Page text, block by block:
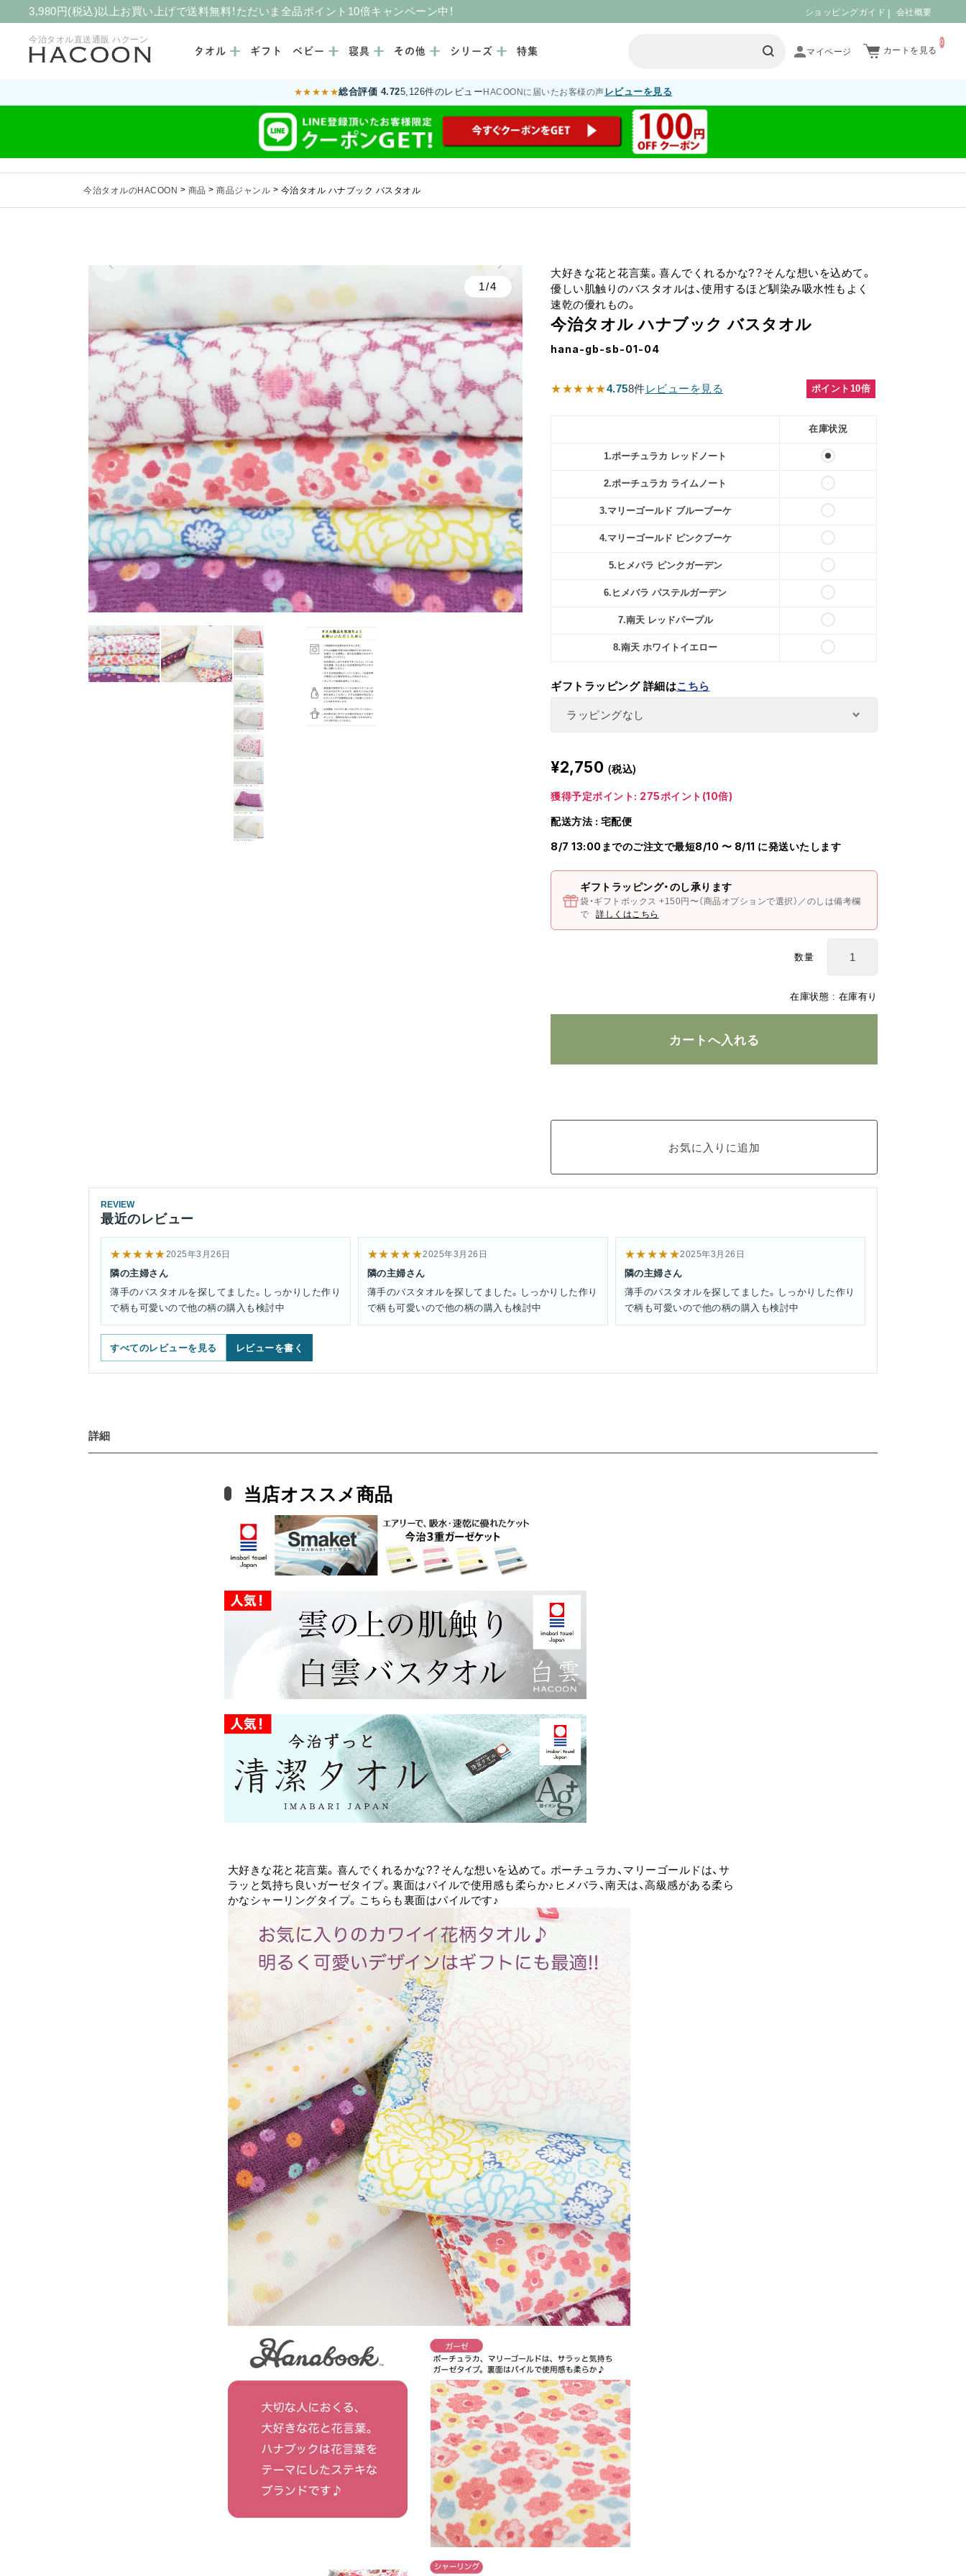
3,980円(税込)以上お買い上げで送料無料！ただいま全品ポイント10倍キャンペーン中！ ショッピングガイド 会社概要
今治タオル直送通販 ハクーン
タオル
ギフト ベビー 寝具 その他 シリーズ 特集 カートを見る
0
★★★★★総合評価 4.725,126件のレビューHACOONに届いたお客様の声 レビューを見る
今治タオルのHACOON > 商品 > 商品ジャンル > 今治タオル ハナブック バスタオル
1/4
大好きな花と花言葉。喜んでくれるかな?？そんな想いを込めて。
優しい肌触りのバスタオルは、使用するほど馴染み吸水性もよく
速乾の優れもの。
今治タオル ハナブック バスタオル
hana-gb-sb-01-04
ポイント10倍
★★★★★4.758件レビューを見る
在庫状況
1.ポーチュラカ レッドノート
2.ポーチュラカ ライムノート
3.マリーゴールド ブルーブーケ
4.マリーゴールド ピンクブーケ
5.ヒメバラ ピンクガーデン
6.ヒメバラ パステルガーデン
7.南天 レッドパープル
8.南天 ホワイトイエロー
ギフトラッピング 詳細はこちら
在庫状態 : 在庫有り
¥2,750 (税込)
獲得予定ポイント: 275ポイント(10倍)
配送方法 : 宅配便
8/7 13:00までのご注文で最短8/10 〜 8/11 に発送いたします
ギフトラッピング・のし承ります
袋・ギフトボックス +150円〜（商品オプションで選択）／のしは備考欄
で
詳しくはこちら
数量
REVIEW
最近のレビュー
★★★★★2025年3月26日
隣の主婦さん
薄手のバスタオルを探してました。しっかりした作り
で柄も可愛いので他の柄の購入も検討中
★★★★★2025年3月26日
隣の主婦さん
薄手のバスタオルを探してました。しっかりした作り
で柄も可愛いので他の柄の購入も検討中
★★★★★2025年3月26日
隣の主婦さん
薄手のバスタオルを探してました。しっかりした作り
で柄も可愛いので他の柄の購入も検討中
すべてのレビューを見る レビューを書く
詳細
当店オススメ商品
大好きな花と花言葉。喜んでくれるかな?？そんな想いを込めて。ポーチュラカ、マリーゴールドは、サ
ラッと気持ち良いガーゼタイプ。裏面はパイルで使用感も柔らか♪ヒメバラ、南天は、高級感がある柔ら
かなシャーリングタイプ。こちらも裏面はパイルです♪